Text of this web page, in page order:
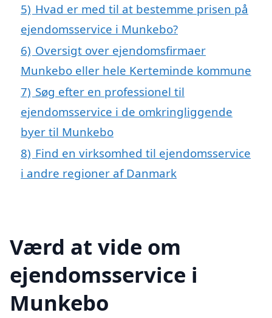
5) Hvad er med til at bestemme prisen på
ejendomsservice i Munkebo?
6) Oversigt over ejendomsfirmaer
Munkebo eller hele Kerteminde kommune
7) Søg efter en professionel til
ejendomsservice i de omkringliggende
byer til Munkebo
8) Find en virksomhed til ejendomsservice
i andre regioner af Danmark
Værd at vide om
ejendomsservice i
Munkebo